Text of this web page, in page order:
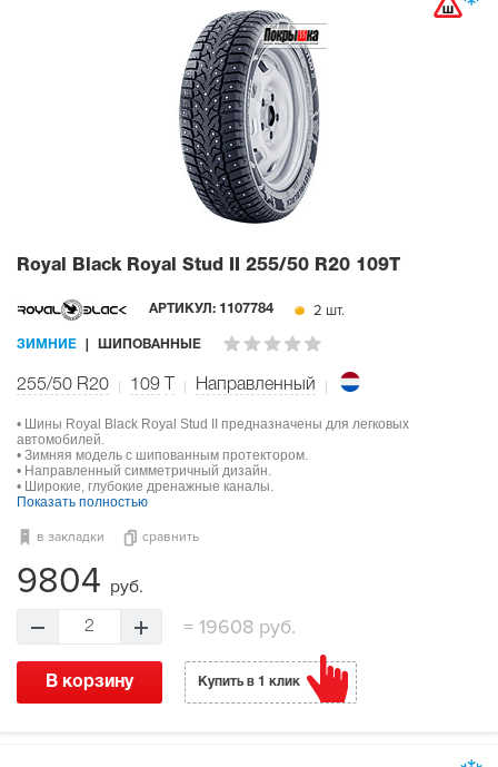
Royal Black Royal Stud II 255/50 R20 109T
АРТИКУЛ: 1107784 2 шт.
ЗИМНИЕ ШИПОВАННЫЕ
255/50 R20 109 Направленный
• Шины Royal Black Royal Stud II предназначены для легковых
автомобилей.
• Зимняя модель с шипованным протектором.
• Направленный симметричный дизайн.
• Широкие, глубокие дренажные каналы.
Показать полностью
в закладки сравнить
9804 руб.
2 = 19608 руб.
В корзину Купить в 1 клик